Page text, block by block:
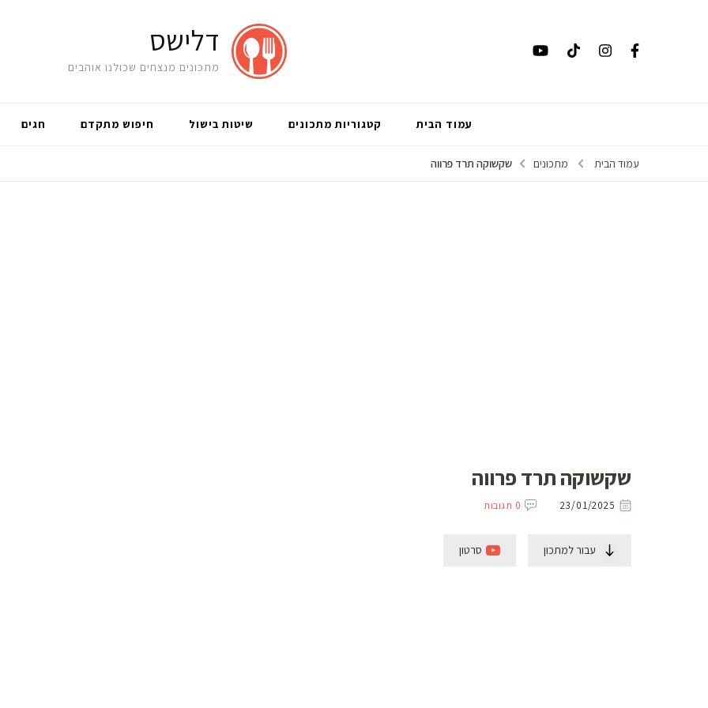
דלישס
מתכונים מנצחים שכולנו אוהבים
עמוד הבית קטגוריות מתכונים שיטות בישול חיפוש מתקדם חגים
עמוד הבית מתכונים שקשוקה תרד פרווה
שקשוקה תרד פרווה
23/01/2025 0 תגובות
עבור למתכון סרטון